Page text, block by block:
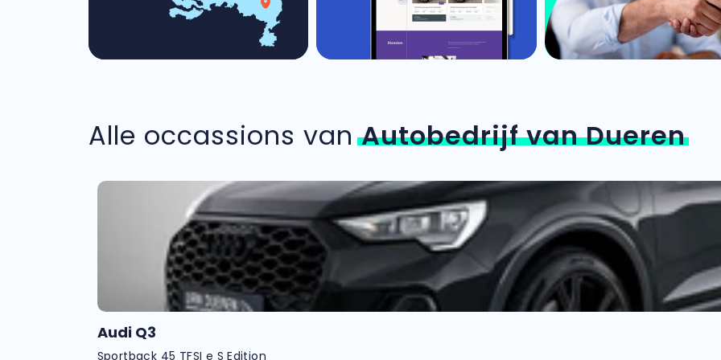
Alle occassions vanAutobedrijf van Dueren
Audi Q3
Sportback 45 TFSI e S Edition